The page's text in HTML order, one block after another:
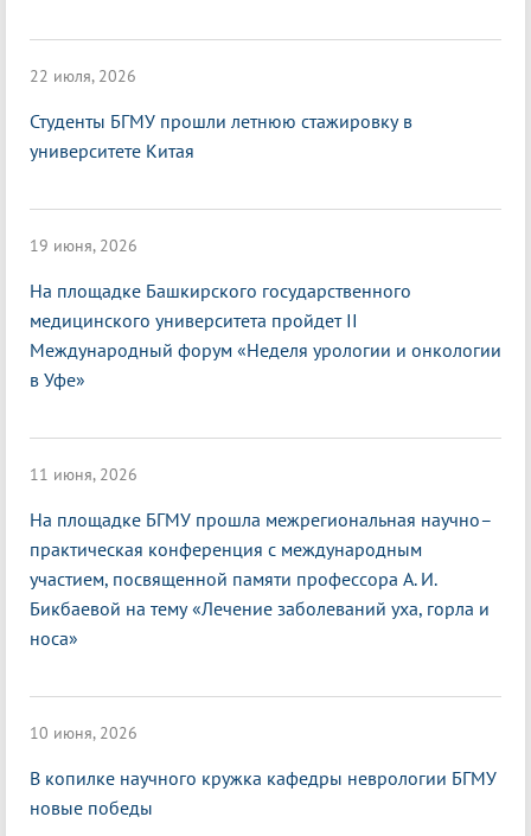
22 июля, 2026
Студенты БГМУ прошли летнюю стажировку в
университете Китая
19 июня, 2026
На площадке Башкирского государственного
медицинского университета пройдет II
Международный форум «Неделя урологии и онкологии
в Уфе»
11 июня, 2026
На площадке БГМУ прошла межрегиональная научно–
практическая конференция с международным
участием, посвященной памяти профессора А. И.
Бикбаевой на тему «Лечение заболеваний уха, горла и
носа»
10 июня, 2026
В копилке научного кружка кафедры неврологии БГМУ
новые победы